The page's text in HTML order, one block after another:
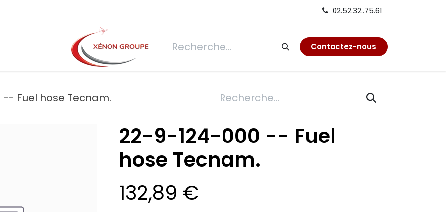
02.52.32..75.61
Demande de devis Connexion Réfection Contactez-nous
Fuel hose Tecnam.
22-9-124-000 -- Fuel
hose Tecnam.
132,89 €